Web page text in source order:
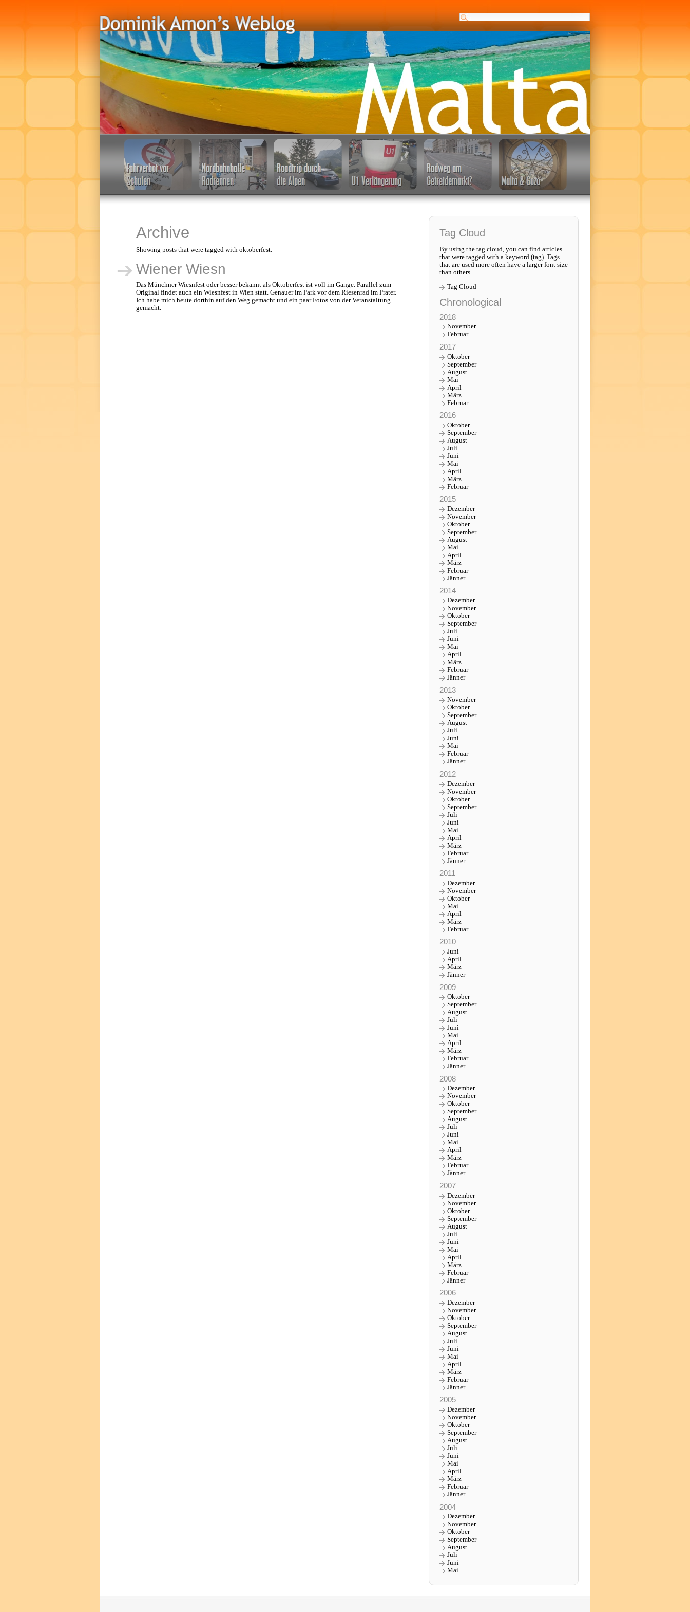
Archive
Showing posts that were tagged with oktoberfest.
Wiener Wiesn
Das Münchner Wiesnfest oder besser bekannt als Oktoberfest ist voll im Gange. Parallel zum
Original findet auch ein Wiesnfest in Wien statt. Genauer im Park vor dem Riesenrad im Prater.
Ich habe mich heute dorthin auf den Weg gemacht und ein paar Fotos von der Veranstaltung
gemacht.
Tag Cloud
By using the tag cloud, you can find articles
that were tagged with a keyword (tag). Tags
that are used more often have a larger font size
than others.
Tag Cloud
Chronological
2018
November
Februar
2017
Oktober
September
August
Mai
April
März
Februar
2016
Oktober
September
August
Juli
Juni
Mai
April
März
Februar
2015
Dezember
November
Oktober
September
August
Mai
April
März
Februar
Jänner
2014
Dezember
November
Oktober
September
Juli
Juni
Mai
April
März
Februar
Jänner
2013
November
Oktober
September
August
Juli
Juni
Mai
Februar
Jänner
2012
Dezember
November
Oktober
September
Juli
Juni
Mai
April
März
Februar
Jänner
2011
Dezember
November
Oktober
Mai
April
März
Februar
2010
Juni
April
März
Jänner
2009
Oktober
September
August
Juli
Juni
Mai
April
März
Februar
Jänner
2008
Dezember
November
Oktober
September
August
Juli
Juni
Mai
April
März
Februar
Jänner
2007
Dezember
November
Oktober
September
August
Juli
Juni
Mai
April
März
Februar
Jänner
2006
Dezember
November
Oktober
September
August
Juli
Juni
Mai
April
März
Februar
Jänner
2005
Dezember
November
Oktober
September
August
Juli
Juni
Mai
April
März
Februar
Jänner
2004
Dezember
November
Oktober
September
August
Juli
Juni
Mai